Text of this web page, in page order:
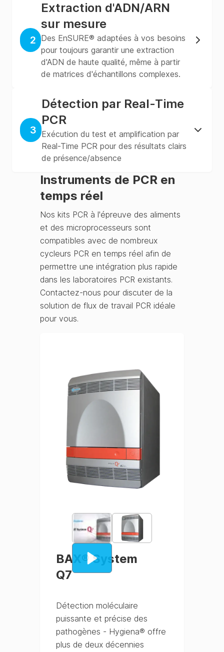
2
Extraction d'ADN/ARN
sur mesure
Des EnSURE® adaptées à vos besoins
pour toujours garantir une extraction
d'ADN de haute qualité, même à partir
de matrices d'échantillons complexes.
3
Détection par Real-Time
PCR
Exécution du test et amplification par
Real-Time PCR pour des résultats clairs
de présence/absence
Instruments de PCR en
temps réel
Nos kits PCR à l'épreuve des aliments
et des microprocesseurs sont
compatibles avec de nombreux
cycleurs PCR en temps réel afin de
permettre une intégration plus rapide
dans les laboratoires PCR existants.
Contactez-nous pour discuter de la
solution de flux de travail PCR idéale
pour vous.
BAX® System
Q7
Détection moléculaire
puissante et précise des
pathogènes - Hygiena® offre
plus de deux décennies